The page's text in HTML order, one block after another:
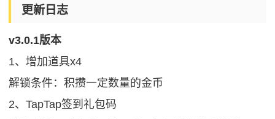
更新日志
v3.0.1版本
1、增加道具x4
解锁条件：积攒一定数量的金币
2、TapTap签到礼包码